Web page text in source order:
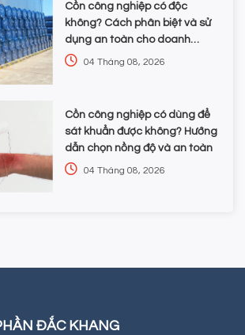
Cồn công nghiệp có độc
không? Cách phân biệt và sử
dụng an toàn cho doanh
nghiệp
04 Tháng 08, 2026
Cồn công nghiệp có dùng để
sát khuẩn được không? Hướng
dẫn chọn nồng độ và an toàn
04 Tháng 08, 2026
ĐẮC KHANG